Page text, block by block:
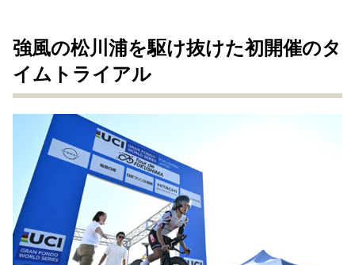
強風の松川浦を駆け抜けた初開催のタ
イムトライアル